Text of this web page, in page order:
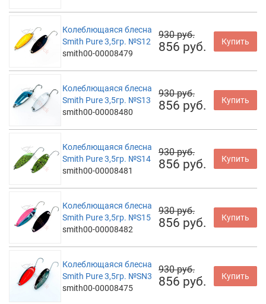
Колеблющаяся блесна
Smith Pure 3,5гр. №S12
smith00-00008479
930 руб.
856 руб. Купить
Колеблющаяся блесна
Smith Pure 3,5гр. №S13
smith00-00008480
930 руб.
856 руб. Купить
Колеблющаяся блесна
Smith Pure 3,5гр. №S14
smith00-00008481
930 руб.
856 руб. Купить
Колеблющаяся блесна
Smith Pure 3,5гр. №S15
smith00-00008482
930 руб.
856 руб. Купить
Колеблющаяся блесна
Smith Pure 3,5гр. №SN3
smith00-00008475
930 руб.
856 руб. Купить